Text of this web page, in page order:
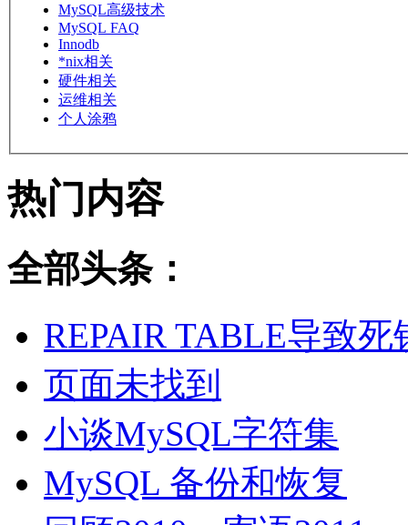
MySQL高级技术
MySQL FAQ
Innodb
*nix相关
硬件相关
运维相关
个人涂鸦
热门内容
全部头条：
REPAIR TABLE导致死
页面未找到
小谈MySQL字符集
MySQL 备份和恢复